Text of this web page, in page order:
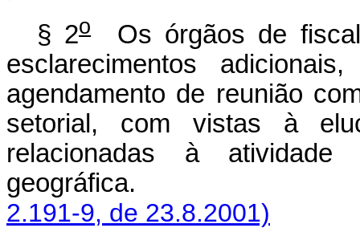
§ 2oOs órgãos de
esclarecimentos
agendamento de reunião
setorial, com vistas à
relacionadas à
2.191-9, de 23.8.2001)